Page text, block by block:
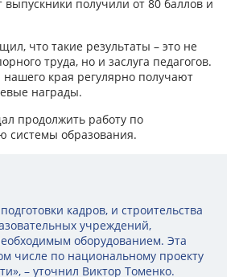
выпускники получили от 80 баллов и
что такие результаты – это не
труда, но и заслуга педагогов.
нашего края регулярно получают
награды.
продолжить работу по
системы образования.
кадров, и строительства
учреждений,
оборудованием. Эта
числе по национальному проекту
– уточнил Виктор Томенко.